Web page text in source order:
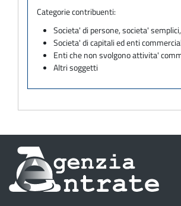
Categorie contribuenti:
Societa' di persone, societa'
Societa' di capitali ed enti
Enti che non svolgono attivita'
Altri soggetti
Informazioni
sul